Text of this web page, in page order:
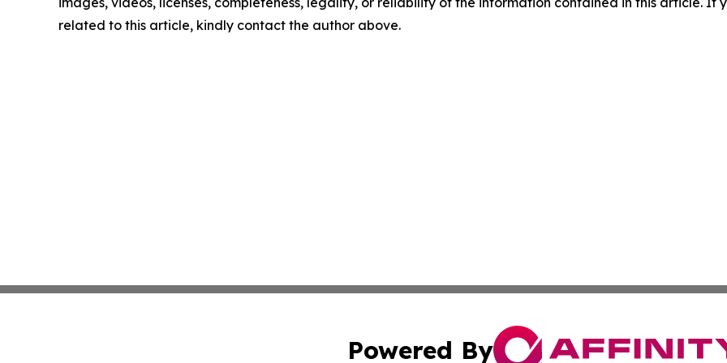
related to this article, kindly contact the author above.
Powered By